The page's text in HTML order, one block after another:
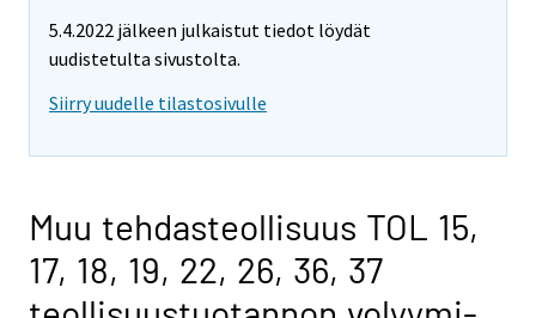
5.4.2022 jälkeen julkaistut tiedot löydät
uudistetulta sivustolta.
Siirry uudelle tilastosivulle
Muu tehdasteollisuus TOL 15,
17, 18, 19, 22, 26, 36, 37